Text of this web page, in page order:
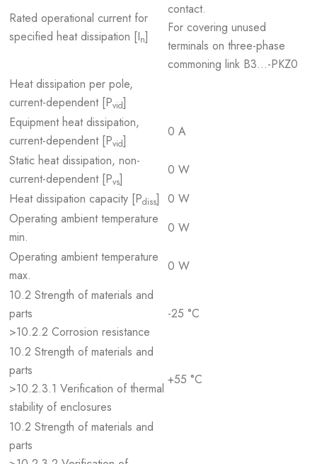
Rated operational current for
specified heat dissipation [In]
contact.
For covering unused
terminals on three-phase
commoning link B3...-PKZ0
Heat dissipation per pole,
current-dependent [Pvid]
Equipment heat dissipation,
current-dependent [Pvid]
0 A
Static heat dissipation, non-
current-dependent [Pvs]
0 W
Heat dissipation capacity [Pdiss] 0 W
Operating ambient temperature
min.
0 W
Operating ambient temperature
max.
0 W
10.2 Strength of materials and
parts
>10.2.2 Corrosion resistance
-25 °C
10.2 Strength of materials and
parts
>10.2.3.1 Verification of thermal
stability of enclosures
+55 °C
10.2 Strength of materials and
parts